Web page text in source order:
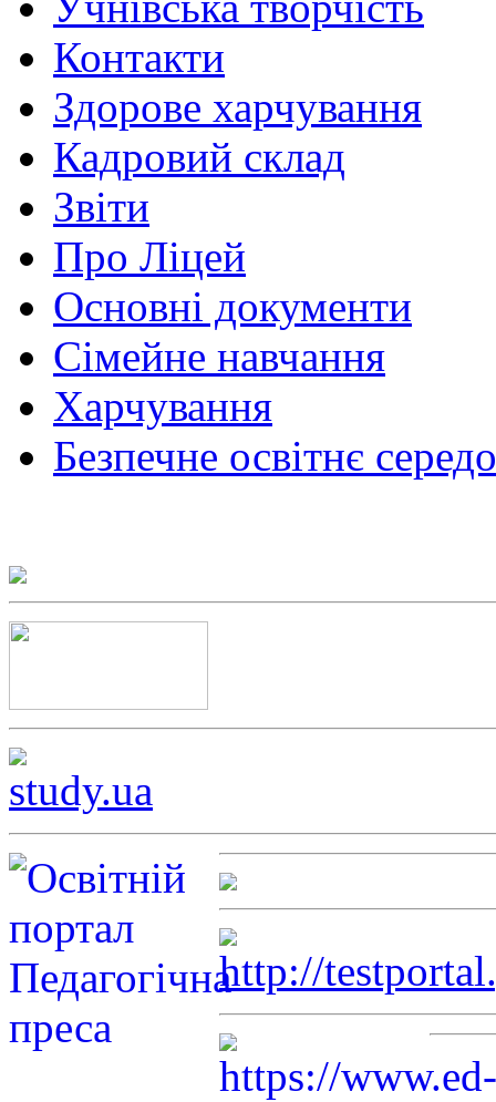
Контакти
Здорове харчування
Кадровий склад
Звіти
Про Ліцей
Основні документи
Сімейне навчання
Харчування
Безпечне освітнє